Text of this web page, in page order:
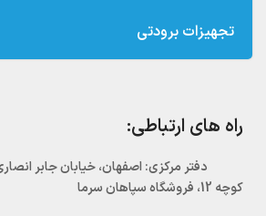
تجهیزات برودتی
راه های ارتباطی:
دفتر مرکزی:‌ اصفهان، خیابان جابر
کوچه 12، فروشگاه سپاهان سرما